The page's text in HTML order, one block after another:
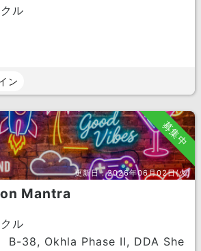
ル
ン
募集中
更新日：2026年06月02日(火)
Mantra
ル
B-38, Okhla Phase II, DDA